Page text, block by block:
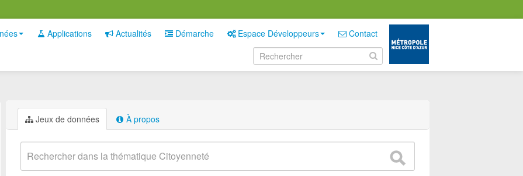
Applications Actualités Démarche Espace Développeurs Contact
Jeux de données À propos